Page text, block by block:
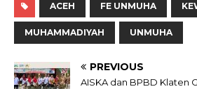
ACEH FE UNMUHA
MUHAMMADIYAH UNMUHA
PREVIOUS
AISKA dan BPBD Klaten